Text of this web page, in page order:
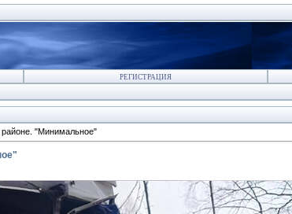
РЕГИСТРАЦИЯ
"Минимальное"